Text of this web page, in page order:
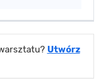
Utwórz